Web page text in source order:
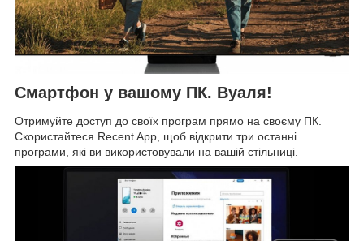
Смартфон у вашому ПК. Вуаля!
Отримуйте доступ до своїх програм прямо на своєму ПК.
Скористайтеся Recent App, щоб відкрити три останні
програми, які ви використовували на вашій стільниці.